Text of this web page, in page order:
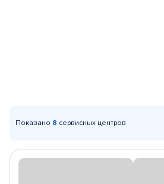
Показано 8 сервисных центров